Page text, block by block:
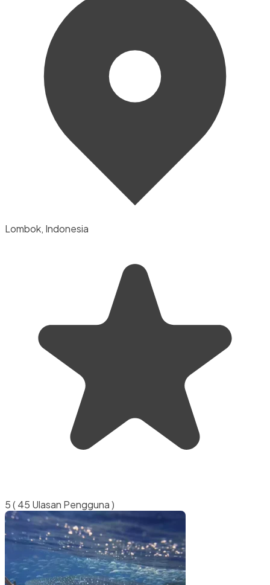
Lombok, Indonesia
5( 45 Ulasan Pengguna )